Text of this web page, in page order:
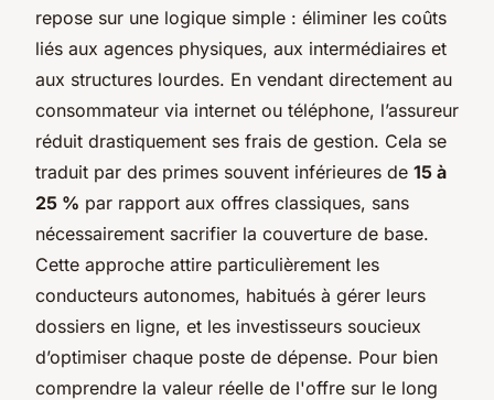
repose sur une logique simple : éliminer les coûts
liés aux agences physiques, aux intermédiaires et
aux structures lourdes. En vendant directement au
consommateur via internet ou téléphone, l’assureur
réduit drastiquement ses frais de gestion. Cela se
traduit par des primes souvent inférieures de 15 à
25 % par rapport aux offres classiques, sans
nécessairement sacrifier la couverture de base.
Cette approche attire particulièrement les
conducteurs autonomes, habitués à gérer leurs
dossiers en ligne, et les investisseurs soucieux
d’optimiser chaque poste de dépense. Pour bien
comprendre la valeur réelle de l'offre sur le long